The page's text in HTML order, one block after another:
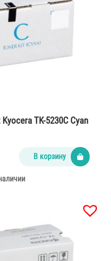
TK-5230C Cyan
В корзину